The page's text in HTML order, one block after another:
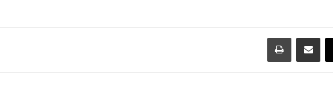
مشاركة عبر البريد طباعة